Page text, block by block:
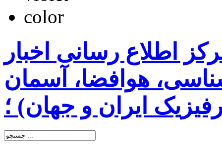
اطلاع رسانی اخبار
هوافضا، آسمان
ایران و جهان) ؛